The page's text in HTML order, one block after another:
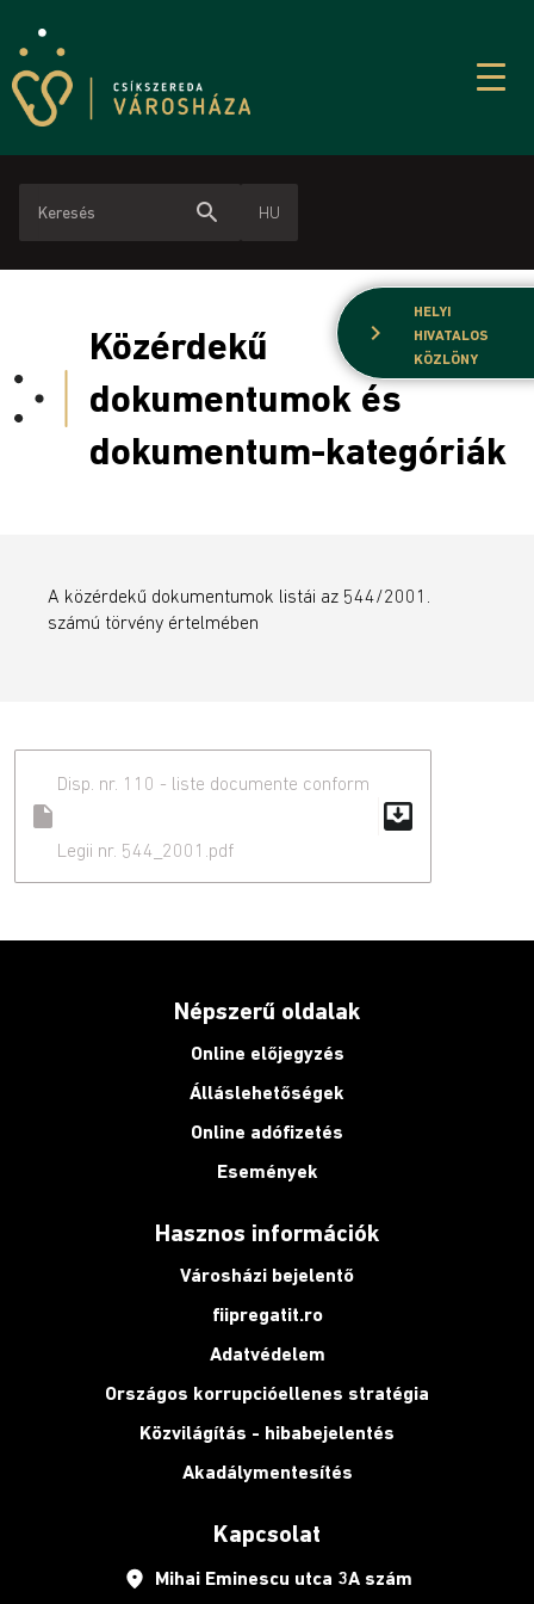
search HU
chevron_right
HELYI
HIVATALOS
KÖZLÖNY
Közérdekű
dokumentumok és
dokumentum-kategóriák
insert_drive_file
Disp. nr. 110 - liste documente conform
Legii nr. 544_2001.pdf
move_to_inbox
A közérdekű dokumentumok listái az 544/2001.
számú törvény értelmében
Népszerű oldalak
Online előjegyzés
Álláslehetőségek
Online adófizetés
Események
Hasznos információk
Városházi bejelentő
fiipregatit.ro
Adatvédelem
Országos korrupcióellenes stratégia
Közvilágítás - hibabejelentés
Akadálymentesítés
Kapcsolat
place Mihai Eminescu utca 3A szám